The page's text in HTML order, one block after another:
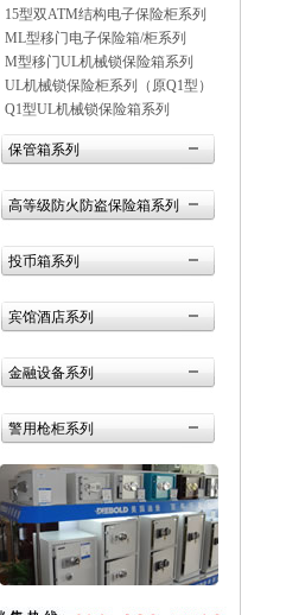
15型双ATM结构电子保险柜系列
ML型移门电子保险箱/柜系列
M型移门UL机械锁保险箱系列
UL机械锁保险柜系列（原Q1型）
Q1型UL机械锁保险箱系列
保管箱系列
高等级防火防盗保险箱系列
投币箱系列
宾馆酒店系列
金融设备系列
警用枪柜系列